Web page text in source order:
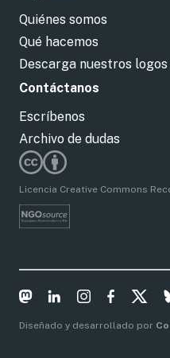
Quiénes somos
Qué hacemos
Descarga nuestros logos
Contáctanos
Escríbenos
Archivo de dudas
Licencia Creative Commons
Diseñado y desarrollado por